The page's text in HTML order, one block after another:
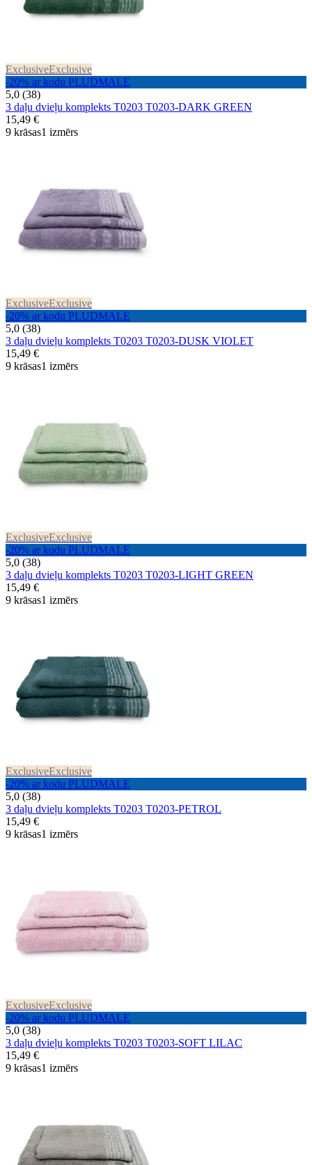
ExclusiveExclusive
-20% ar kodu PLUDMALE
5,0 (38)
3 daļu dvieļu komplekts T0203 T0203-DARK GREEN
15,49 €
9 krāsas1 izmērs
ExclusiveExclusive
-20% ar kodu PLUDMALE
5,0 (38)
3 daļu dvieļu komplekts T0203 T0203-DUSK VIOLET
15,49 €
9 krāsas1 izmērs
ExclusiveExclusive
-20% ar kodu PLUDMALE
5,0 (38)
3 daļu dvieļu komplekts T0203 T0203-LIGHT GREEN
15,49 €
9 krāsas1 izmērs
ExclusiveExclusive
-20% ar kodu PLUDMALE
5,0 (38)
3 daļu dvieļu komplekts T0203 T0203-PETROL
15,49 €
9 krāsas1 izmērs
ExclusiveExclusive
-20% ar kodu PLUDMALE
5,0 (38)
3 daļu dvieļu komplekts T0203 T0203-SOFT LILAC
15,49 €
9 krāsas1 izmērs